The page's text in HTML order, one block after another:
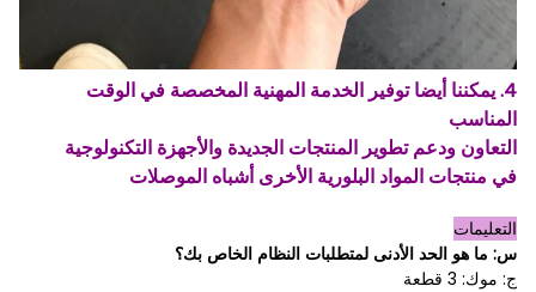
4. يمكننا أيضا توفير الخدمة المهنية المخصصة في الوقت
المناسب
التعاون ودعم تطوير المنتجات الجديدة والأجهزة التكنولوجية
في منتجات المواد البلورية الأخرى أشباه الموصلات
التعليمات
س: ما هو الحد الأدنى لمتطلبات النظام الخاص بك؟
ج: موك: 3 قطعة